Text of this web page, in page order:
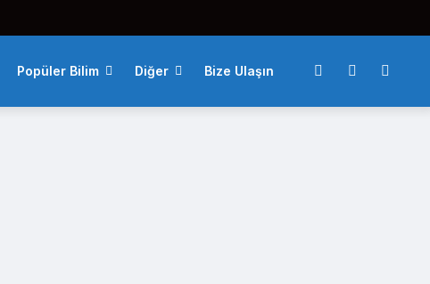
Popüler Bilim Diğer Bize Ulaşın